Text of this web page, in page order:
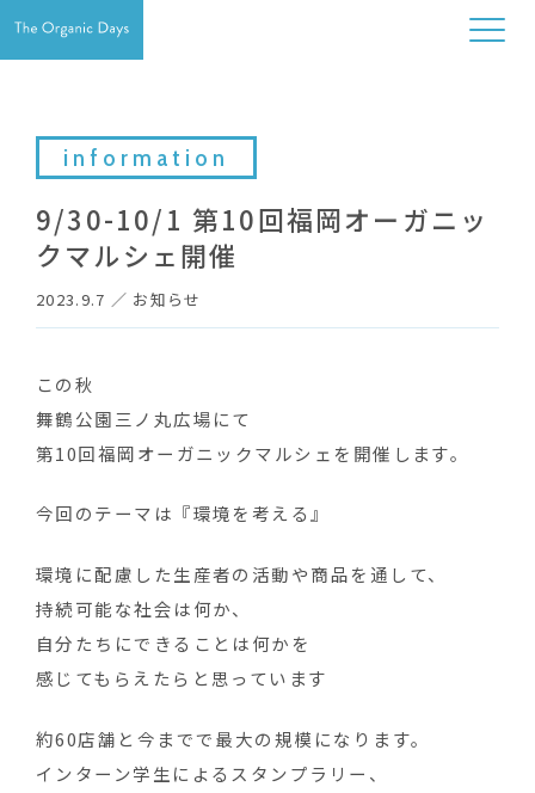
information
9/30-10/1 第10回福岡オーガニッ
クマルシェ開催
2023.9.7 ／ お知らせ
この秋
舞鶴公園三ノ丸広場にて
第10回福岡オーガニックマルシェを開催します。
今回のテーマは『環境を考える』
環境に配慮した生産者の活動や商品を通して、
持続可能な社会は何か、
自分たちにできることは何かを
感じてもらえたらと思っています
約60店舗と今までで最大の規模になります。
インターン学生によるスタンプラリー、